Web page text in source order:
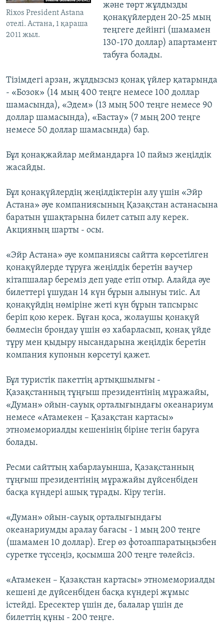
Rixos President Astana
отелі. Астана, 1 қараша
2011 жыл.
және төрт жұлдызды
қонақүйлерден 20-25 мың
теңгеге дейінгі (шамамен
130-170 доллар) апартамент
табуға болады.
Тізімдегі арзан, жұлдызсыз қонақ үйлер қатарында
- «Бозок» (14 мың 400 теңге немесе 100 доллар
шамасында), «Эдем» (13 мың 500 теңге немесе 90
доллар шамасында), «Бастау» (7 мың 200 теңге
немесе 50 доллар шамасында) бар.
Бұл қонақжайлар меймандарға 10 пайыз жеңілдік
жасайды.
Бұл қонақүйлердің жеңілдіктерін алу үшін «Эйр
Астана» әуе компаниясының Қазақстан астанасына
баратын ұшақтарына билет сатып алу керек.
Акцияның шарты - осы.
«Эйр Астана» әуе компаниясы сайтта көрсетілген
қонақүйлерде тұруға жеңілдік беретін ваучер
кітапшалар береміз деп уәде етіп отыр. Алайда әуе
билеттері ұшудан 14 күн бұрын алынуы тиіс. Ал
қонақүйдің нөміріне жеті күн бұрын тапсырыс
беріп қою керек. Бұған қоса, жолаушы қонақүй
бөлмесін брондау үшін өз хабарласып, қонақ үйде
тұру мен қыдыру нысандарына жеңілдік беретін
компания купонын көрсетуі қажет.
Бұл туристік пакеттің артықшылығы -
Қазақстанның тұңғыш президентінің мұражайы,
«Думан» ойын-сауық орталығындағы океанариум
немесе «Атамекен – Қазақстан картасы»
этномемориалды кешенінің біріне тегін баруға
болады.
Ресми сайттың хабарлауынша, Қазақстанның
тұңғыш президентінің мұражайы дүйсенбіден
басқа күндері ашық тұрады. Кіру тегін.
«Думан» ойын-сауық орталығындағы
океанариумды аралау бағасы - 1 мың 200 теңге
(шамамен 10 доллар). Егер өз фотоаппаратыңызбен
суретке түссеңіз, қосымша 200 теңге төлейсіз.
«Атамекен – Қазақстан картасы» этномемориалды
кешені де дүйсенбіден басқа күндері жұмыс
істейді. Ересектер үшін де, балалар үшін де
билеттің құны - 200 теңге.